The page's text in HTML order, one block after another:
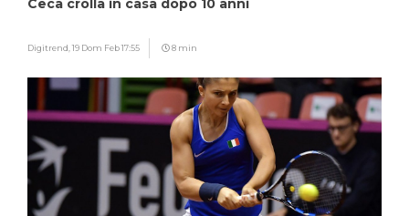
Ceca crolla in casa dopo 10 anni
Digitrend,19 Dom Feb 17:55 8 min